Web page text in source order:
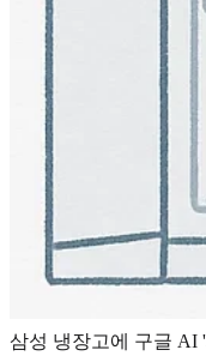
삼성 냉장고에 구글 AI